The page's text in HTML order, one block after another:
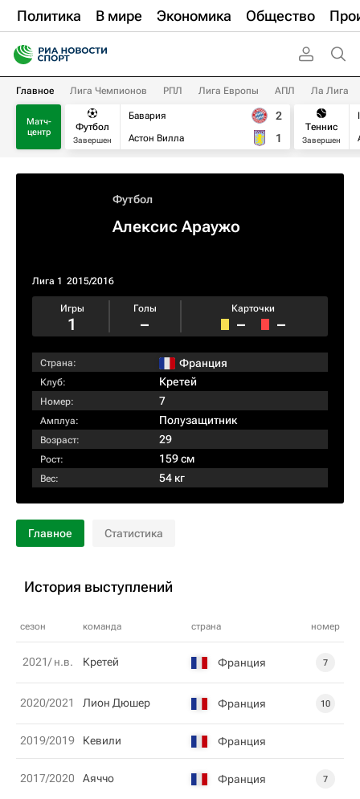
Политика В мире Экономика Общество
Главное Лига Чемпионов РПЛ Лига Европы АПЛ Ла Лига
Матч-
центр
Футбол
Завершен
Бавария
Астон Вилла
2
1
Теннис
Завершен
Футбол
Алексис Араужо
Лига 1 2015/2016
Игры
1
Голы
–
Карточки
– –
Страна: Франция
Клуб: Кретей
Номер: 7
Амплуа: Полузащитник
Возраст: 29
Рост: 159 см
Вес: 54 кг
Главное Статистика
История выступлений
сезон команда страна номер
2021/ н.в. Кретей Франция 7
2020/2021 Лион Дюшер Франция 10
2019/2019 Кевили Франция
2017/2020 Аяччо Франция 7